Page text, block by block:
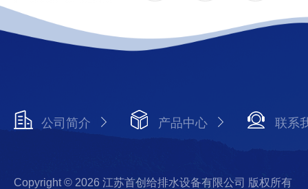
公司简介 产品中心 联系
Copyright © 2026 江苏首创给排水设备有限公司 版权所有